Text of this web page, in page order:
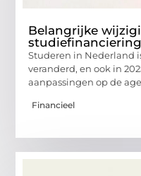
Belangrijke
Studeren in Nederland
veranderd, en ook in
aanpassingen op de
Financieel